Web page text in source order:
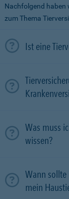
Nachfolgend haben
zum Thema
Ist eine
Was muss
wissen?
Wann
mein